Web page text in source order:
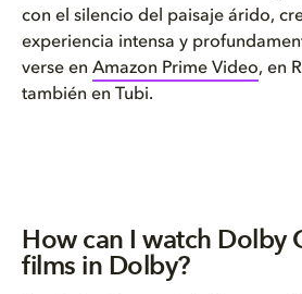
con el silencio del paisaje árido,
experiencia intensa y
verse en Amazon Prime Video, en
también en Tubi.
How can I watch Dolby
films in Dolby?